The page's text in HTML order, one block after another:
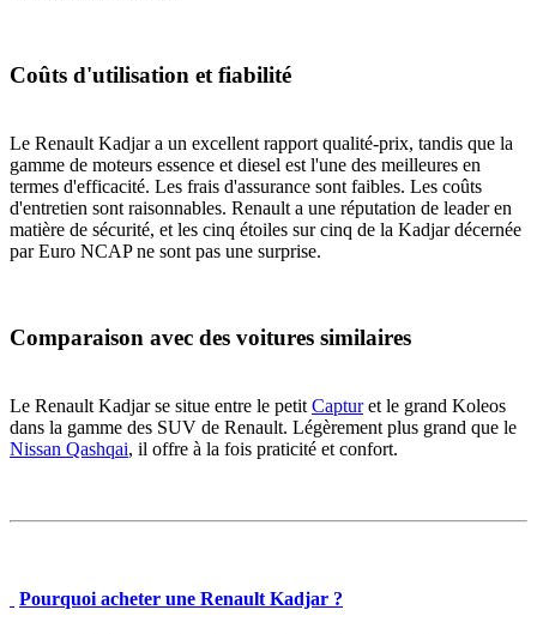
Coûts d'utilisation et fiabilité
Le Renault Kadjar a un excellent rapport qualité-prix, tandis que la
gamme de moteurs essence et diesel est l'une des meilleures en
termes d'efficacité. Les frais d'assurance sont faibles. Les coûts
d'entretien sont raisonnables. Renault a une réputation de leader en
matière de sécurité, et les cinq étoiles sur cinq de la Kadjar décernée
par Euro NCAP ne sont pas une surprise.
Comparaison avec des voitures similaires
Le Renault Kadjar se situe entre le petit Capturet le grand Koleos
dans la gamme des SUV de Renault. Légèrement plus grand que le
Nissan Qashqai, il offre à la fois praticité et confort.
Pourquoi acheter une Renault Kadjar ?